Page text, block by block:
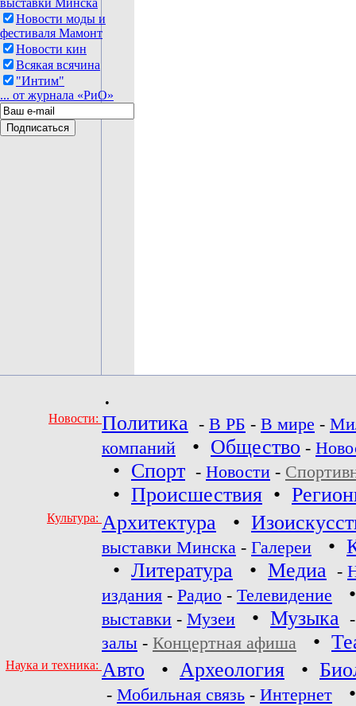
выставки Минска
Новости моды и
фестиваля Мамонт
Новости кин
Всякая всячина
"Интим"
... от журнала «РиО»
•
Новости: Политика - В РБ - В мире -
компаний
• Общество -
• Спорт - Новости -
• Происшествия •
Культура: Архитектура •
выставки Минска - Галереи •
• Литература • Медиа -
издания - Радио - Телевидение
выставки - Музеи • Музыка
залы - Концертная афиша •
Наука и техника: Авто • Археология •
- Мобильная связь - Интернет